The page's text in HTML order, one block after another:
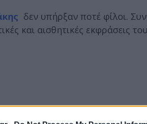
δεν υπήρξαν ποτέ φίλοι.
και αισθητικές εκφράσεις